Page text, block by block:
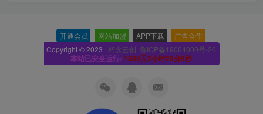
开通会员 网站加盟 APP下载 广告合作
Copyright © 2023 · 朽念云创· 鲁ICP备19064000号-26
本站已安全运行: 1639天2小时28分9秒